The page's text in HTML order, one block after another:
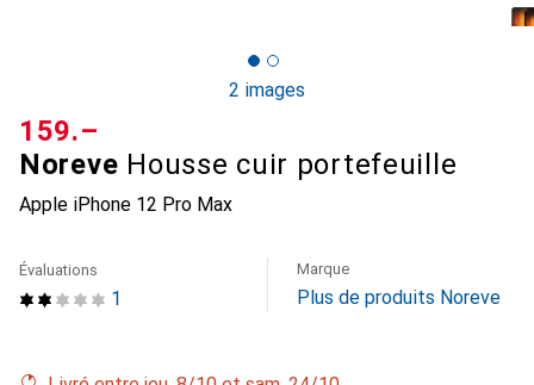
2 images
Noreve Housse cuir portefeuille
Apple iPhone 12 Pro Max
CHF
159.–
1
Évaluations Marque
Plus de produits Noreve